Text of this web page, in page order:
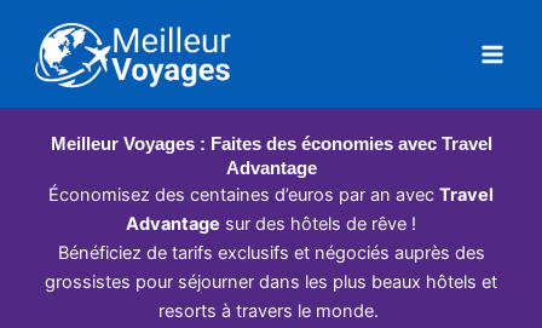
contenu
Meilleur Voyages : Faites des économies avec Travel
Advantage
Économisez des centaines d’euros par an avec Travel
Advantage sur des hôtels de rêve !
Bénéficiez de tarifs exclusifs et négociés auprès des
grossistes pour séjourner dans les plus beaux hôtels et
resorts à travers le monde.